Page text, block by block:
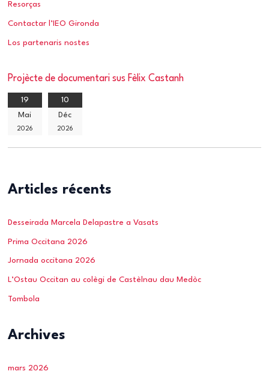
Resorças
Contactar l’IEO Gironda
Los partenaris nostes
Projècte de documentari sus Fèlix Castanh
19
Mai
2026
10
Déc
2026
Articles récents
Desseirada Marcela Delapastre a Vasats
Prima Occitana 2026
Jornada occitana 2026
L’Ostau Occitan au colègi de Castèlnau dau Medòc
Tombola
Archives
mars 2026